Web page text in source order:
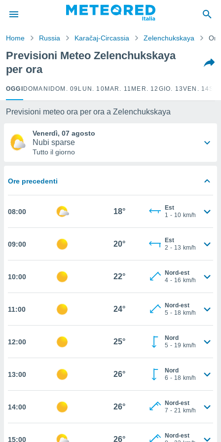
di
per
le
di
di
per
al sito
CONTINUA
Home Russia Karačaj-Circassia Zelenchukskaya
Previsioni Meteo Zelenchukskaya
per ora
OGGI DOMANI DOM. 09 LUN. 10 MAR. 11 MER. 12 GIO. 13VEN. 14
Previsioni meteo ora per ora a Zelenchukskaya
Venerdì, 07 agosto
Nubi sparse
Tutto il giorno
Ore precedenti
08:00 18°
Est
1 - 10 km/h
09:00 20°
Est
2 - 13 km/h
10:00 22°
Nord-est
4 - 16 km/h
11:00 24°
Nord-est
5 - 18 km/h
12:00 25°
Nord
5 - 19 km/h
13:00 26°
Nord
6 - 18 km/h
14:00 26°
Nord-est
7 - 21 km/h
15:00 26°
Nord-est